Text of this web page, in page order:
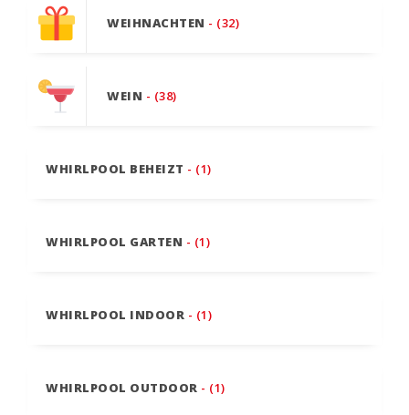
WEIHNACHTEN - (32)
WEIN - (38)
WHIRLPOOL BEHEIZT - (1)
WHIRLPOOL GARTEN - (1)
WHIRLPOOL INDOOR - (1)
WHIRLPOOL OUTDOOR - (1)